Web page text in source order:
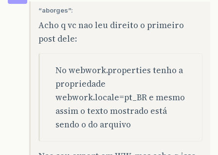
“aborges”:
Acho q vc nao leu direito o primeiro
post dele:
No webwork.properties tenho a
propriedade
webwork.locale=pt_BR e mesmo
assim o texto mostrado está
sendo o do arquivo